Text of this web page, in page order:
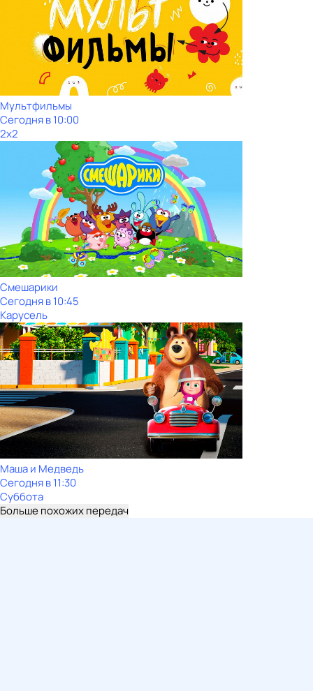
Мультфильмы
Сегодня в 10:00
2x2
Смешарики
Сегодня в 10:45
Карусель
Маша и Медведь
Сегодня в 11:30
Суббота
Больше похожих передач